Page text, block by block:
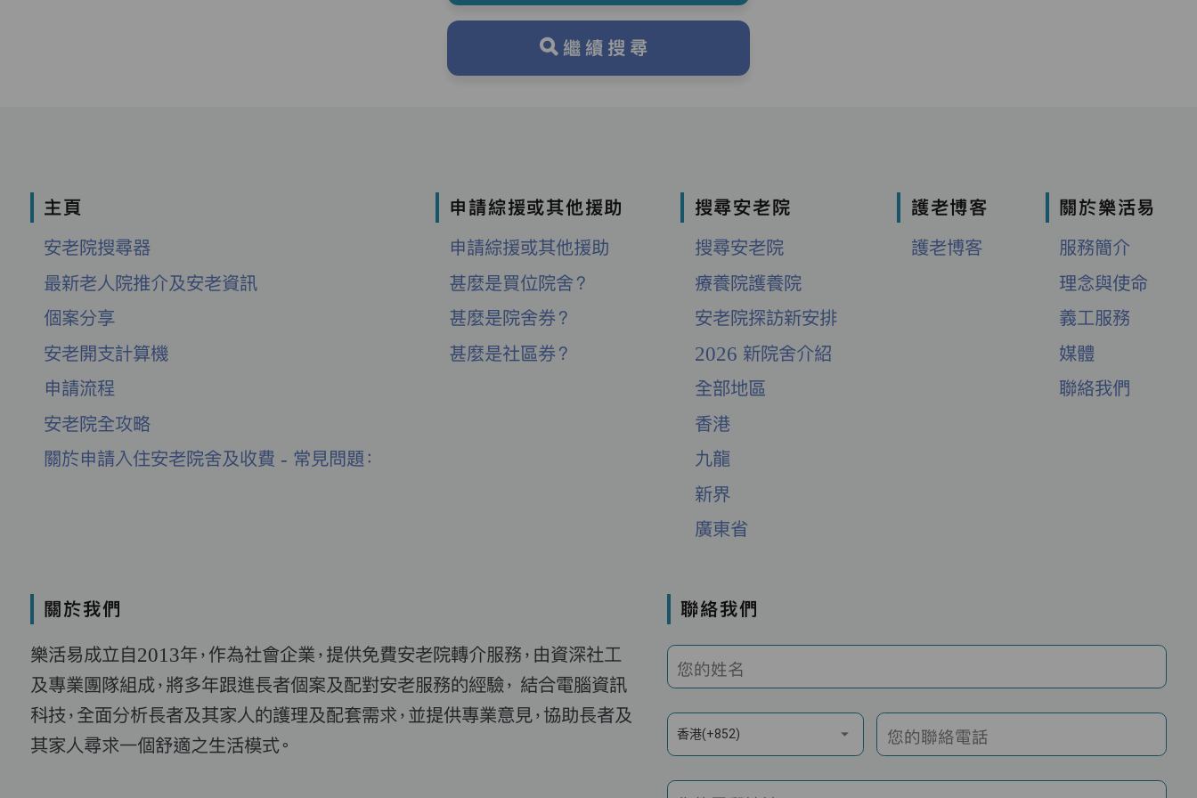
繼續搜尋
主頁
安老院搜尋器
最新老人院推介及安老資訊
個案分享
安老開支計算機
申請流程
安老院全攻略
關於申請入住安老院舍及收費 - 常見問題：
申請綜援或其他援助
申請綜援或其他援助
甚麼是買位院舍？
甚麼是院舍券？
甚麼是社區券？
搜尋安老院
搜尋安老院
療養院護養院
安老院探訪新安排
2026 新院舍介紹
全部地區
香港
九龍
新界
廣東省
護老博客
護老博客
關於樂活易
服務簡介
理念與使命
義工服務
媒體
聯絡我們
關於我們
樂活易成立自2013年，作為社會企業，提供免費安老院轉介服務，由資深社工
及專業團隊組成，將多年跟進長者個案及配對安老服務的經驗， 結合電腦資訊
科技，全面分析長者及其家人的護理及配套需求，並提供專業意見，協助長者及
其家人尋求一個舒適之生活模式。
聯絡我們
您的姓名
香港(+852) 您的聯絡電話